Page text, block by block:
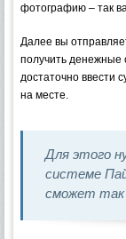
фотографию – так
Далее вы
получить денежные
достаточно ввести
на месте.
Для этого
системе
сможет так